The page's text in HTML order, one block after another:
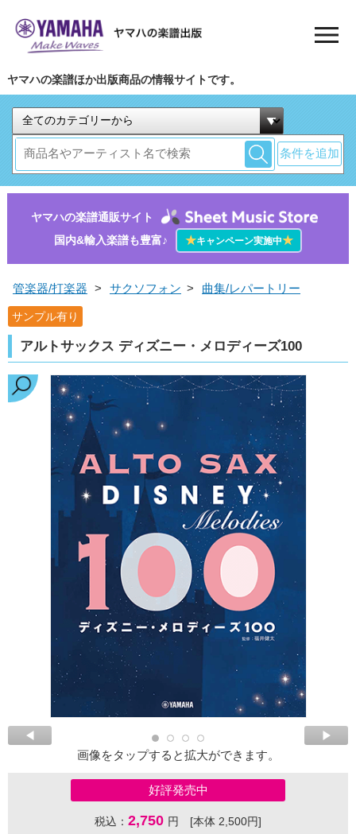
ヤマハの楽譜ほか出版商品の情報サイトです。
条件を追加
ヤマハの楽譜通販サイト
国内&輸入楽譜も豊富♪
★キャンペーン実施中★
管楽器/打楽器 > サクソフォン > 曲集/レパートリー
サンプル有り
アルトサックス ディズニー・メロディーズ100
画像をタップすると拡大ができます。
好評発売中
税込： 2,750 円 [本体 2,500円]